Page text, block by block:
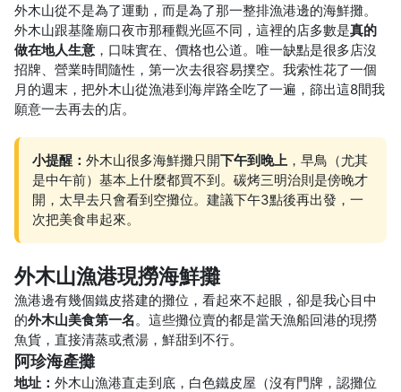
外木山從不是為了運動，而是為了那一整排漁港邊的海鮮攤。
外木山跟基隆廟口夜市那種觀光區不同，這裡的店多數是真的
做在地人生意 ，口味實在、價格也公道。唯一缺點是很多店沒
招牌、營業時間隨性，第一次去很容易撲空。我索性花了一個
月的週末，把外木山從漁港到海岸路全吃了一遍，篩出這8間我
願意一去再去的店。
小提醒： 外木山很多海鮮攤只開下午到晚上 ，早鳥（尤其
是中午前）基本上什麼都買不到。碳烤三明治則是傍晚才
開，太早去只會看到空攤位。建議下午3點後再出發，一
次把美食串起來。
外木山漁港現撈海鮮攤
漁港邊有幾個鐵皮搭建的攤位，看起來不起眼，卻是我心目中
的外木山美食第一名。這些攤位賣的都是當天漁船回港的現撈
魚貨，直接清蒸或煮湯，鮮甜到不行。
阿珍海產攤
地址： 外木山漁港直走到底，白色鐵皮屋（沒有門牌，認攤位